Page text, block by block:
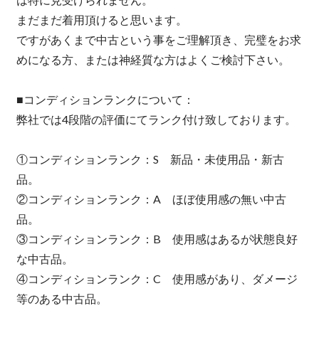
まだまだ着用頂けると思います。
ですがあくまで中古という事をご理解頂き、完璧をお求
めになる方、または神経質な方はよくご検討下さい。
■コンディションランクについて：
弊社では4段階の評価にてランク付け致しております。
①コンディションランク：S 新品・未使用品・新古
品。
②コンディションランク：A ほぼ使用感の無い中古
品。
③コンディションランク：B 使用感はあるが状態良好
な中古品。
④コンディションランク：C 使用感があり、ダメージ
等のある中古品。